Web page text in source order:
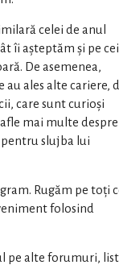
celei de anul
îi așteptăm și pe cei
De asemenea,
ales alte cariere,
care sunt curioși
mai multe despre
slujba lui
Rugăm pe toți
folosind
pe alte forumuri,